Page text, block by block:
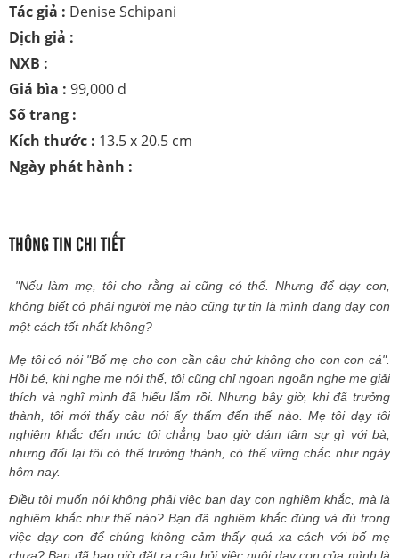
Tác giả : Denise Schipani
Dịch giả :
NXB :
Giá bìa : 99,000 đ
Số trang :
Kích thước : 13.5 x 20.5 cm
Ngày phát hành :
THÔNG TIN CHI TIẾT
"Nếu làm mẹ, tôi cho rằng ai cũng có thể. Nhưng để dạy con,
không biết có phải người mẹ nào cũng tự tin là mình đang dạy con
một cách tốt nhất không?
Mẹ tôi có nói "Bố mẹ cho con cần câu chứ không cho con con cá".
Hồi bé, khi nghe mẹ nói thế, tôi cũng chỉ ngoan ngoãn nghe mẹ giải
thích và nghĩ mình đã hiểu lắm rồi. Nhưng bây giờ, khi đã trưởng
thành, tôi mới thấy câu nói ấy thấm đến thế nào. Mẹ tôi dạy tôi
nghiêm khắc đến mức tôi chẳng bao giờ dám tâm sự gì với bà,
nhưng đổi lại tôi có thể trưởng thành, có thể vững chắc như ngày
hôm nay.
Điều tôi muốn nói không phải việc bạn dạy con nghiêm khắc, mà là
nghiêm khắc như thế nào? Bạn đã nghiêm khắc đúng và đủ trong
việc dạy con để chúng không cảm thấy quá xa cách với bố mẹ
chưa? Bạn đã bao giờ đặt ra câu hỏi việc nuôi dạy con của mình là